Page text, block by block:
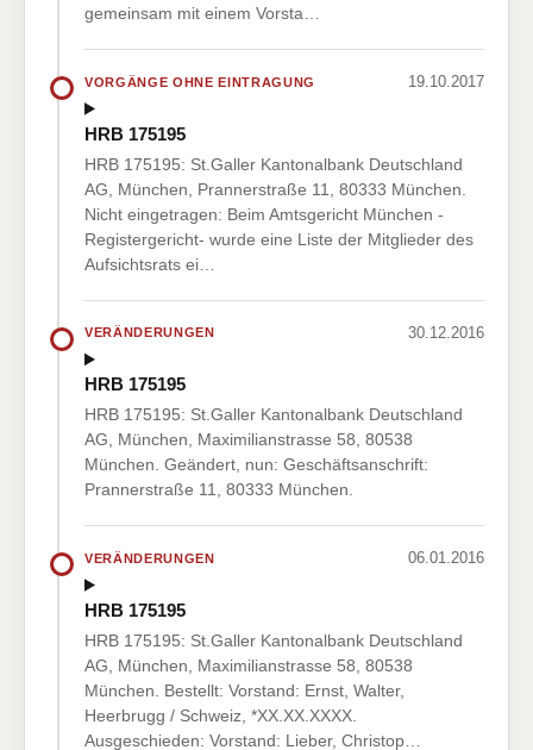
gemeinsam mit einem Vorsta…
VORGÄNGE OHNE EINTRAGUNG 19.10.2017
HRB 175195
HRB 175195: St.Galler Kantonalbank Deutschland
AG, München, Prannerstraße 11, 80333 München.
Nicht eingetragen: Beim Amtsgericht München -
Registergericht- wurde eine Liste der Mitglieder des
Aufsichtsrats ei…
VERÄNDERUNGEN 30.12.2016
HRB 175195
HRB 175195: St.Galler Kantonalbank Deutschland
AG, München, Maximilianstrasse 58, 80538
München. Geändert, nun: Geschäftsanschrift:
Prannerstraße 11, 80333 München.
VERÄNDERUNGEN 06.01.2016
HRB 175195
HRB 175195: St.Galler Kantonalbank Deutschland
AG, München, Maximilianstrasse 58, 80538
München. Bestellt: Vorstand: Ernst, Walter,
Heerbrugg / Schweiz, *XX.XX.XXXX.
Ausgeschieden: Vorstand: Lieber, Christop…